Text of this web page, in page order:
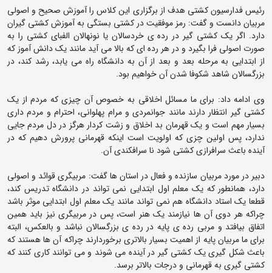
رئیس فدارسیون کشتی هدف از برگزاری این کلاس را آموزش صحیح و اصولی
مربیان دانست و گفت: رمز موفقیت در کشتی بستگی به آموزش کشتی گیران
دارد. اگر یک کشتی گیر در رده ی خردسالان یا نونهالان الفبای کشتی را به
صورت اصولی فرا بگیرد و در هر رده ای که بالا می آید مانند یک دانش آموز که
از ابتدایی به مرحله بعد و بعد از آن به دانشگاه راه می یابد، رشد کند، در
بزرگسالان شاهد شکوفا شدن آن خواهیم بود.
وی ادامه داد: برای ما مسائل اخلاقی به خصوص آن چیزی که مردم از یک
کشتی گیر انتظار دارند مانند جوانمردی و مرام پهلوانی، احترام و مردم داری
بسیار مهم است و یک قهرمان بد اخلاق و زشت کردار هرگز در دل مردم جایی
ندارد، پس اولین چزی که اولویت است اینکه قهرمانی پرورش دهیم که در
آینده باعث سرافرازی کشتی شود نا سرافکندی آن.
دبیر در مورد مربیان سازنده و فعال در استان ها گفت: مربیگری قوائد و اصولی
دارد، همانطور که یک معلم اول ابتدایی نمی تواند در دانشگاه تدریس کند،
قطعا یک استاد دانشگاه هم نمی تواند مانند یک معلم اول ابتدایی موثر باشد
چراکه هر دوی آن ها نیازمند یک هنر است، پس در مربیگری نیز باید همین
اتفاق بیافتد و مربی رده ی پایه در رده ی بزرگسالان نباشد و بالعکس، البته
برای ما مربیان پایه از اهمیت بسیار بالاتری برخوردارند چراکه آن ها هستند که
باعث شکل گیری یک کشتی گیر در آینده می شوند و می توانند کاری کنند که
کشتی گیری به قهرمانی و درجات بالاتر برسد.